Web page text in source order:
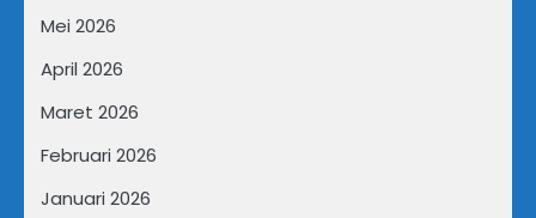
Mei 2026
April 2026
Maret 2026
Februari 2026
Januari 2026